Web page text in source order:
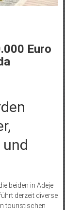
Euro
beiden in Adeje
derzeit diverse
touristischen